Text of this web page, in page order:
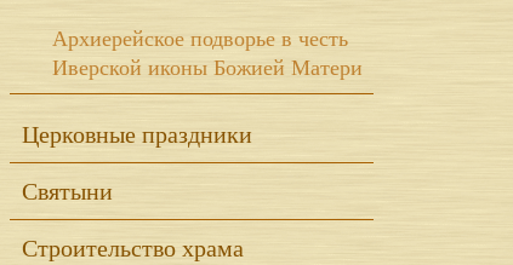
Архиерейское подворье в честь
Иверской иконы Божией Матери
Церковные праздники
Святыни
Строительство храма